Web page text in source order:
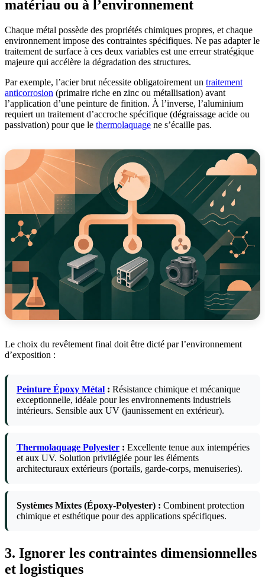
matériau ou à l’environnement
Chaque métal possède des propriétés chimiques propres, et chaque
environnement impose des contraintes spécifiques. Ne pas adapter le
traitement de surface à ces deux variables est une erreur stratégique
majeure qui accélère la dégradation des structures.
Par exemple, l’acier brut nécessite obligatoirement un traitement
anticorrosion (primaire riche en zinc ou métallisation) avant
l’application d’une peinture de finition. À l’inverse, l’aluminium
requiert un traitement d’accroche spécifique (dégraissage acide ou
passivation) pour que le thermolaquage ne s’écaille pas.
Le choix du revêtement final doit être dicté par l’environnement
d’exposition :
Peinture Époxy Métal : Résistance chimique et mécanique
exceptionnelle, idéale pour les environnements industriels
intérieurs. Sensible aux UV (jaunissement en extérieur).
Thermolaquage Polyester : Excellente tenue aux intempéries
et aux UV. Solution privilégiée pour les éléments
architecturaux extérieurs (portails, garde-corps, menuiseries).
Systèmes Mixtes (Époxy-Polyester) : Combinent protection
chimique et esthétique pour des applications spécifiques.
3. Ignorer les contraintes dimensionnelles
et logistiques